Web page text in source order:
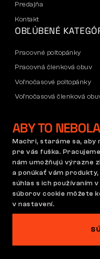
Predajňa
Kontakt
OBĽÚBENÉ
Pracovné poltopánky
Pracovná členková obuv
Voľnočasové poltopánky
Voľnočasová členková
Mikiny
Obchodné podmienky
Nastavenie súborov cookie
ABY TO
Machri, staráme sa, aby
pre vás fuška.
nám umožňujú výrazne
a ponúkať vám
súhlas s ich používaním
súborov cookie môžete
v nastavení.